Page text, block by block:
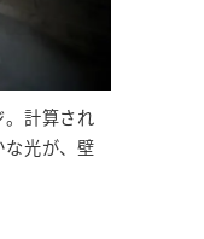
計算され
光が、壁